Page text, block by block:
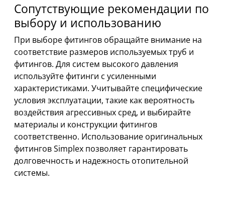
Сопутствующие рекомендации по
выбору и использованию
При выборе фитингов обращайте внимание на
соответствие размеров используемых труб и
фитингов. Для систем высокого давления
используйте фитинги с усиленными
характеристиками. Учитывайте специфические
условия эксплуатации, такие как вероятность
воздействия агрессивных сред, и выбирайте
материалы и конструкции фитингов
соответственно. Использование оригинальных
фитингов Simplex позволяет гарантировать
долговечность и надежность отопительной
системы.